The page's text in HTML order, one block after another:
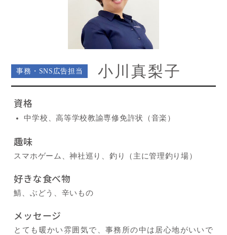
事務・SNS広告担当 小川真梨子
資格
中学校、高等学校教諭専修免許状（音楽）
趣味
スマホゲーム、神社巡り、釣り（主に管理釣り場）
好きな食べ物
鯖、ぶどう、辛いもの
メッセージ
とても暖かい雰囲気で、事務所の中は居心地がいいで